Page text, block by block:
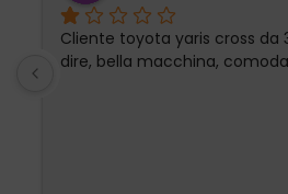
Cliente toyota yaris cross da
dire, bella macchina,